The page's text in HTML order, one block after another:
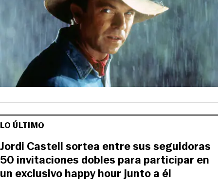
LO ÚLTIMO
Jordi Castell sortea entre sus seguidoras
50 invitaciones dobles para participar en
un exclusivo happy hour junto a él